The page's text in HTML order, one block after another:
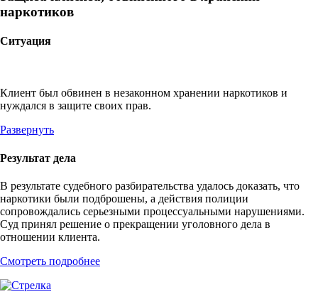
наркотиков
Ситуация
Клиент был обвинен в незаконном хранении наркотиков и
нуждался в защите своих прав.
Развернуть
Результат дела
В результате судебного разбирательства удалось доказать, что
наркотики были подброшены, а действия полиции
сопровождались серьезными процессуальными нарушениями.
Суд принял решение о прекращении уголовного дела в
отношении клиента.
Смотреть подробнее